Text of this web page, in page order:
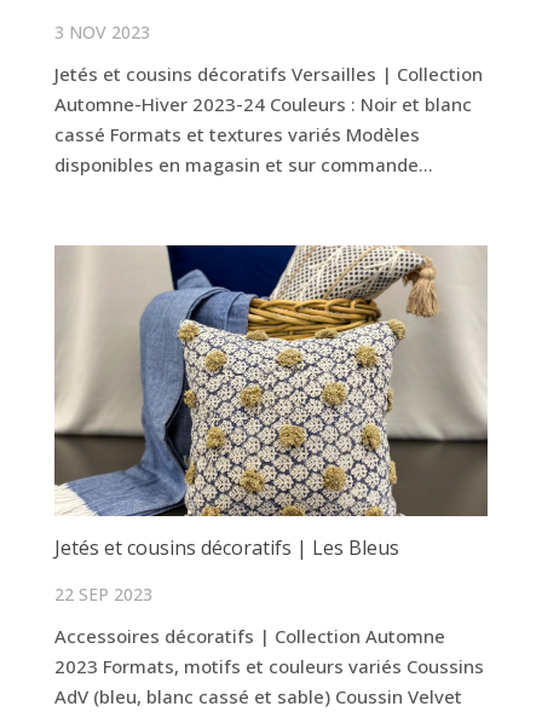
3 NOV 2023
Jetés et cousins décoratifs Versailles | Collection
Automne-Hiver 2023-24 Couleurs : Noir et blanc
cassé Formats et textures variés Modèles
disponibles en magasin et sur commande...
Jetés et cousins décoratifs | Les Bleus
22 SEP 2023
Accessoires décoratifs | Collection Automne
2023 Formats, motifs et couleurs variés Coussins
AdV (bleu, blanc cassé et sable) Coussin Velvet